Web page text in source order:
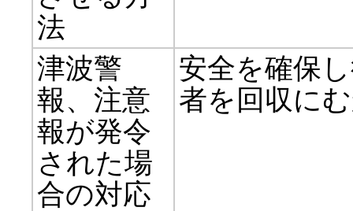
法
津波警
報、注意
報が発令
された場
合の対応
安全を確保
者を回収に